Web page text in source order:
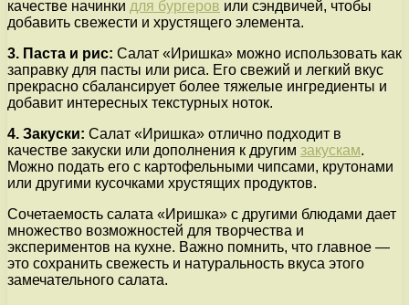
качестве начинки для бургеров или сэндвичей, чтобы
добавить свежести и хрустящего элемента.
3. Паста и рис: Салат «Иришка» можно использовать как
заправку для пасты или риса. Его свежий и легкий вкус
прекрасно сбалансирует более тяжелые ингредиенты и
добавит интересных текстурных ноток.
4. Закуски: Салат «Иришка» отлично подходит в
качестве закуски или дополнения к другим закускам.
Можно подать его с картофельными чипсами, крутонами
или другими кусочками хрустящих продуктов.
Сочетаемость салата «Иришка» с другими блюдами дает
множество возможностей для творчества и
экспериментов на кухне. Важно помнить, что главное —
это сохранить свежесть и натуральность вкуса этого
замечательного салата.